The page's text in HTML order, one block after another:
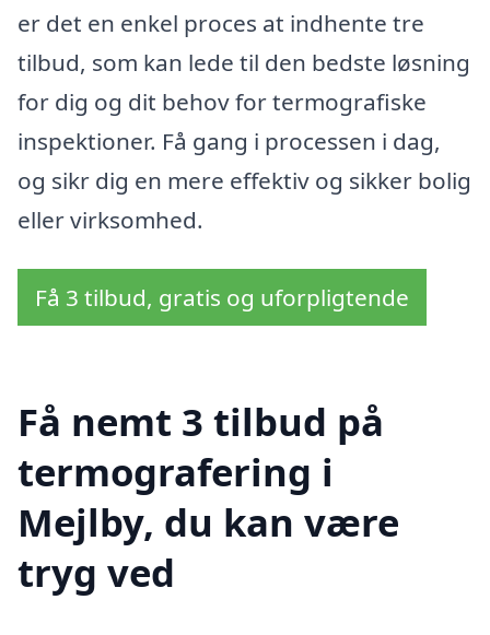
er det en enkel proces at indhente tre
tilbud, som kan lede til den bedste løsning
for dig og dit behov for termografiske
inspektioner. Få gang i processen i dag,
og sikr dig en mere effektiv og sikker bolig
eller virksomhed.
Få 3 tilbud, gratis og uforpligtende
Få nemt 3 tilbud på
termografering i
Mejlby, du kan være
tryg ved